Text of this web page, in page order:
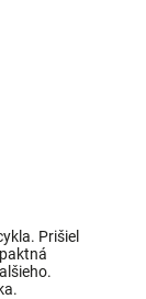
Prišiel